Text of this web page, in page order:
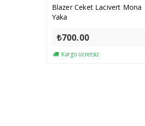
Blazer Ceket Lacivert Mona
Yaka
₺700.00
Kargo ücretsiz